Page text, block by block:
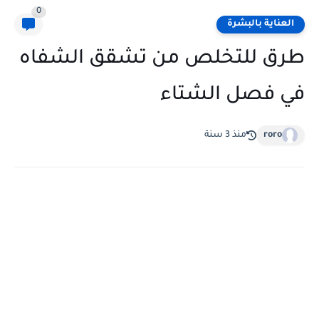
العناية بالبشرة
0
طرق للتخلص من تشقق الشفاه
في فصل الشتاء
roro منذ 3 سنة